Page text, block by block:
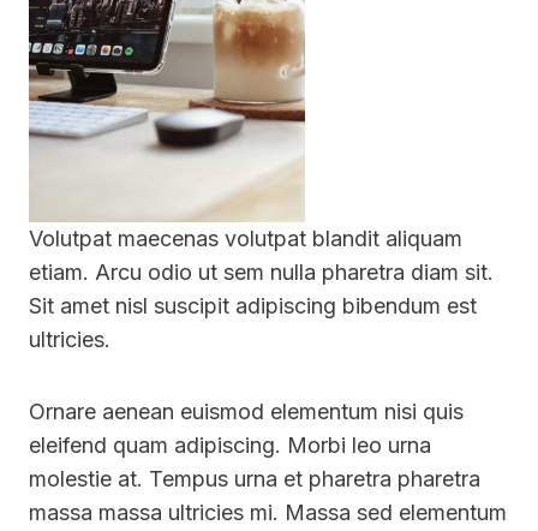
Volutpat maecenas volutpat blandit aliquam
etiam. Arcu odio ut sem nulla pharetra diam sit.
Sit amet nisl suscipit adipiscing bibendum est
ultricies.
Ornare aenean euismod elementum nisi quis
eleifend quam adipiscing. Morbi leo urna
molestie at. Tempus urna et pharetra pharetra
massa massa ultricies mi. Massa sed elementum